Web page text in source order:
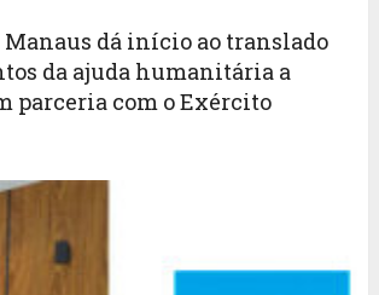
dá início ao translado
da ajuda humanitária a
parceria com o Exército